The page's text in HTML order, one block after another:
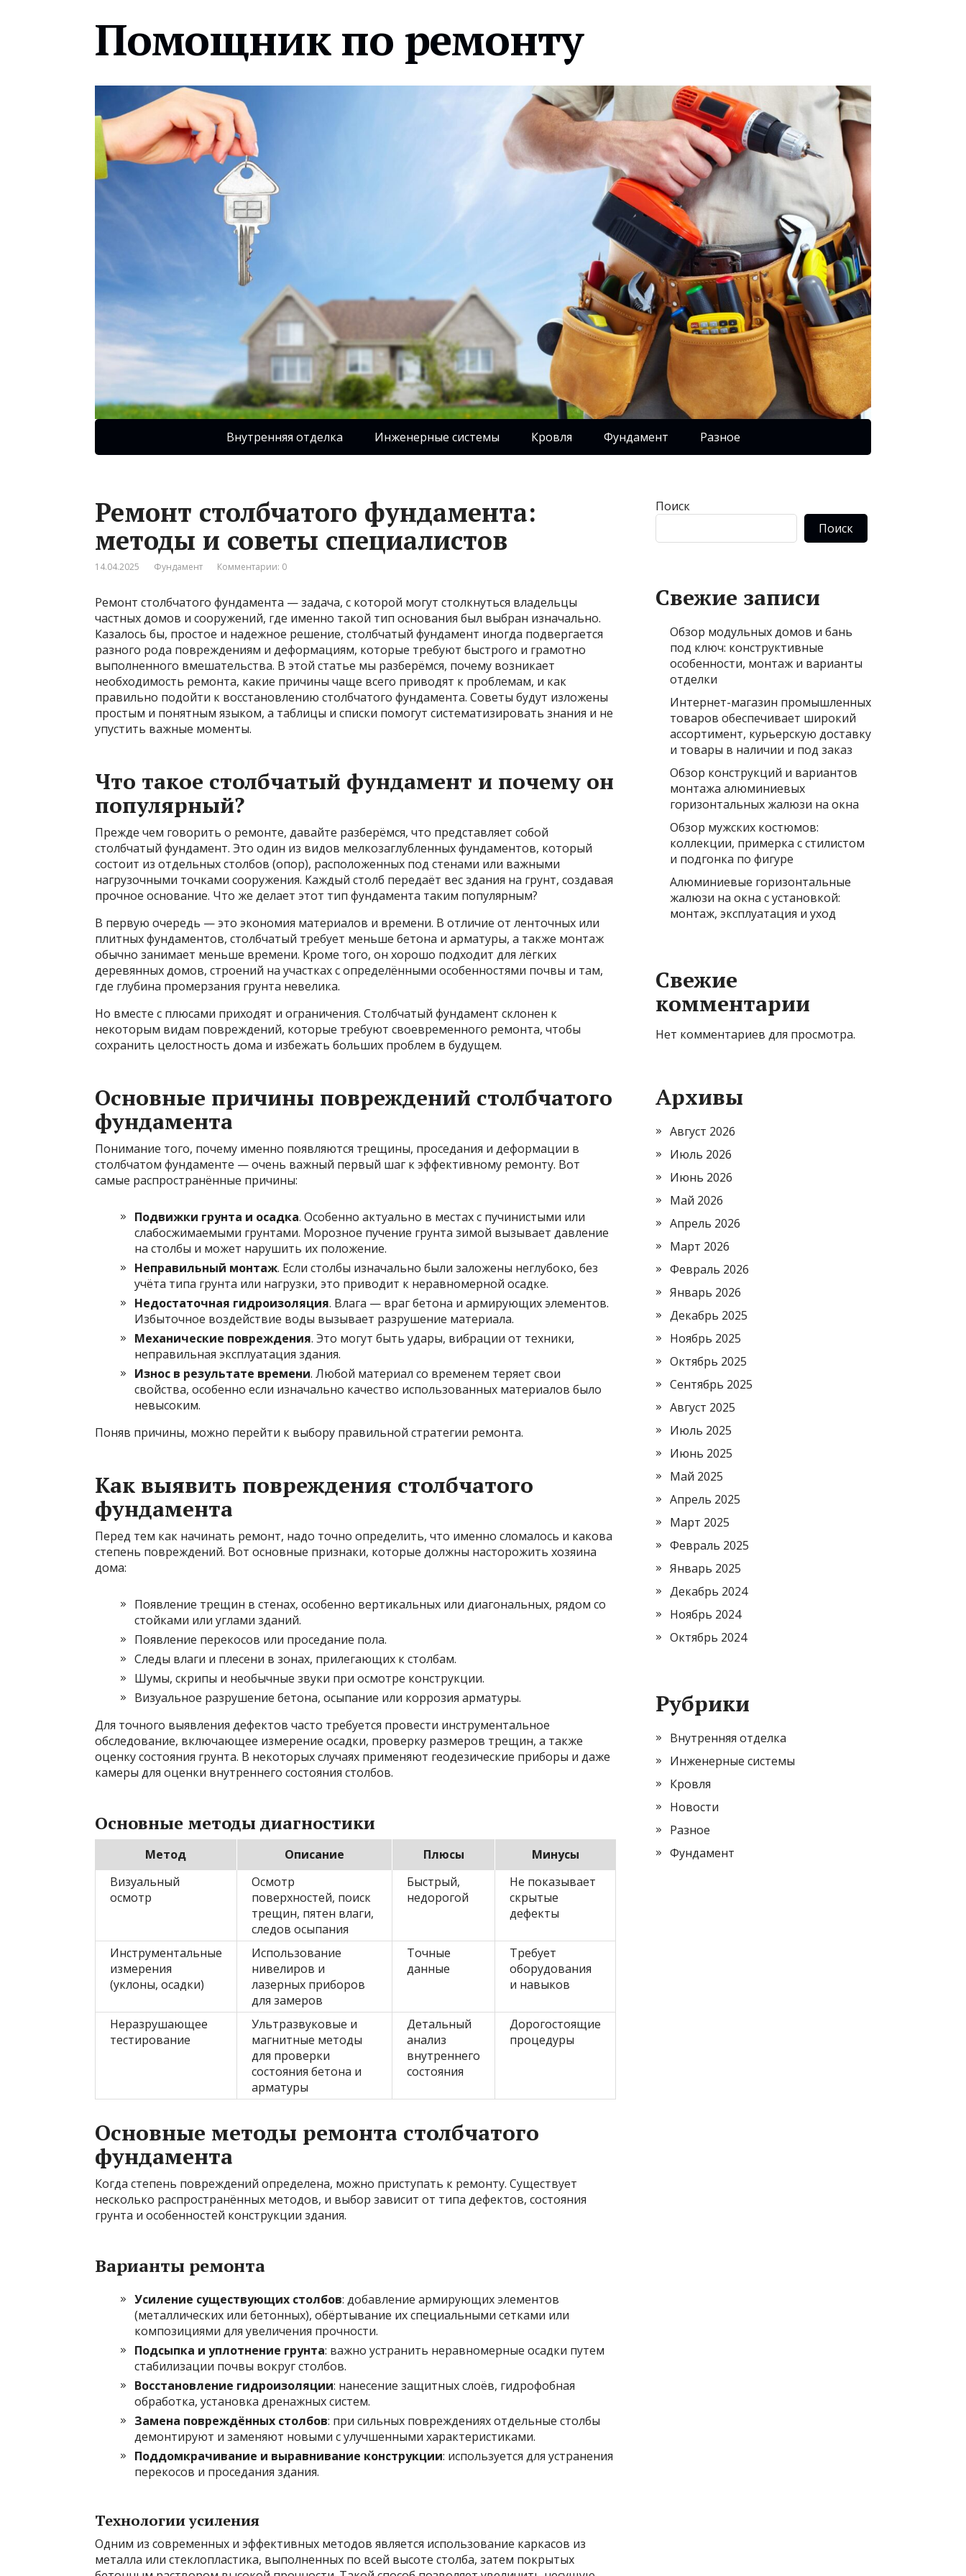
Помощник по ремонту
Внутренняя отделка Инженерные системы Кровля Фундамент Разное
Ремонт столбчатого фундамента:
методы и советы специалистов
14.04.2025 Фундамент Комментарии: 0
Ремонт столбчатого фундамента — задача, с которой могут столкнуться владельцы
частных домов и сооружений, где именно такой тип основания был выбран изначально.
Казалось бы, простое и надежное решение, столбчатый фундамент иногда подвергается
разного рода повреждениям и деформациям, которые требуют быстрого и грамотно
выполненного вмешательства. В этой статье мы разберёмся, почему возникает
необходимость ремонта, какие причины чаще всего приводят к проблемам, и как
правильно подойти к восстановлению столбчатого фундамента. Советы будут изложены
простым и понятным языком, а таблицы и списки помогут систематизировать знания и не
упустить важные моменты.
Что такое столбчатый фундамент и почему он
популярный?
Прежде чем говорить о ремонте, давайте разберёмся, что представляет собой
столбчатый фундамент. Это один из видов мелкозаглубленных фундаментов, который
состоит из отдельных столбов (опор), расположенных под стенами или важными
нагрузочными точками сооружения. Каждый столб передаёт вес здания на грунт, создавая
прочное основание. Что же делает этот тип фундамента таким популярным?
В первую очередь — это экономия материалов и времени. В отличие от ленточных или
плитных фундаментов, столбчатый требует меньше бетона и арматуры, а также монтаж
обычно занимает меньше времени. Кроме того, он хорошо подходит для лёгких
деревянных домов, строений на участках с определёнными особенностями почвы и там,
где глубина промерзания грунта невелика.
Но вместе с плюсами приходят и ограничения. Столбчатый фундамент склонен к
некоторым видам повреждений, которые требуют своевременного ремонта, чтобы
сохранить целостность дома и избежать больших проблем в будущем.
Основные причины повреждений столбчатого
фундамента
Понимание того, почему именно появляются трещины, проседания и деформации в
столбчатом фундаменте — очень важный первый шаг к эффективному ремонту. Вот
самые распространённые причины:
Подвижки грунта и осадка. Особенно актуально в местах с пучинистыми или
слабосжимаемыми грунтами. Морозное пучение грунта зимой вызывает давление
на столбы и может нарушить их положение.
Неправильный монтаж. Если столбы изначально были заложены неглубоко, без
учёта типа грунта или нагрузки, это приводит к неравномерной осадке.
Недостаточная гидроизоляция. Влага — враг бетона и армирующих элементов.
Избыточное воздействие воды вызывает разрушение материала.
Механические повреждения. Это могут быть удары, вибрации от техники,
неправильная эксплуатация здания.
Износ в результате времени. Любой материал со временем теряет свои
свойства, особенно если изначально качество использованных материалов было
невысоким.
Поняв причины, можно перейти к выбору правильной стратегии ремонта.
Как выявить повреждения столбчатого
фундамента
Перед тем как начинать ремонт, надо точно определить, что именно сломалось и какова
степень повреждений. Вот основные признаки, которые должны насторожить хозяина
дома:
Появление трещин в стенах, особенно вертикальных или диагональных, рядом со
стойками или углами зданий.
Появление перекосов или проседание пола.
Следы влаги и плесени в зонах, прилегающих к столбам.
Шумы, скрипы и необычные звуки при осмотре конструкции.
Визуальное разрушение бетона, осыпание или коррозия арматуры.
Для точного выявления дефектов часто требуется провести инструментальное
обследование, включающее измерение осадки, проверку размеров трещин, а также
оценку состояния грунта. В некоторых случаях применяют геодезические приборы и даже
камеры для оценки внутреннего состояния столбов.
Основные методы диагностики
Метод Описание Плюсы
Минусы
Визуальный
осмотр
Осмотр
поверхностей, поиск
трещин, пятен влаги,
следов осыпания
Быстрый,
недорогой
Не показывает
скрытые
дефекты
Инструментальные
измерения
(уклоны, осадки)
Использование
нивелиров и
лазерных приборов
для замеров
Точные
данные
Требует
оборудования
и навыков
Неразрушающее
тестирование
Ультразвуковые и
магнитные методы
для проверки
состояния бетона и
арматуры
Детальный
анализ
внутреннего
состояния
Дорогостоящие
процедуры
Основные методы ремонта столбчатого
фундамента
Когда степень повреждений определена, можно приступать к ремонту. Существует
несколько распространённых методов, и выбор зависит от типа дефектов, состояния
грунта и особенностей конструкции здания.
Варианты ремонта
Усиление существующих столбов: добавление армирующих элементов
(металлических или бетонных), обёртывание их специальными сетками или
композициями для увеличения прочности.
Подсыпка и уплотнение грунта: важно устранить неравномерные осадки путем
стабилизации почвы вокруг столбов.
Восстановление гидроизоляции: нанесение защитных слоёв, гидрофобная
обработка, установка дренажных систем.
Замена повреждённых столбов: при сильных повреждениях отдельные столбы
демонтируют и заменяют новыми с улучшенными характеристиками.
Поддомкрачивание и выравнивание конструкции: используется для устранения
перекосов и проседания здания.
Технологии усиления
Одним из современных и эффективных методов является использование каркасов из
металла или стеклопластика, выполненных по всей высоте столба, затем покрытых
Поиск
Поиск
Свежие записи
Обзор модульных домов и бань
под ключ: конструктивные
особенности, монтаж и варианты
отделки
Интернет-магазин промышленных
товаров обеспечивает широкий
ассортимент, курьерскую доставку
и товары в наличии и под заказ
Обзор конструкций и вариантов
монтажа алюминиевых
горизонтальных жалюзи на окна
Обзор мужских костюмов:
коллекции, примерка с стилистом
и подгонка по фигуре
Алюминиевые горизонтальные
жалюзи на окна с установкой:
монтаж, эксплуатация и уход
Свежие
комментарии
Нет комментариев для просмотра.
Архивы
Август 2026
Июль 2026
Июнь 2026
Май 2026
Апрель 2026
Март 2026
Февраль 2026
Январь 2026
Декабрь 2025
Ноябрь 2025
Октябрь 2025
Сентябрь 2025
Август 2025
Июль 2025
Июнь 2025
Май 2025
Апрель 2025
Март 2025
Февраль 2025
Январь 2025
Декабрь 2024
Ноябрь 2024
Октябрь 2024
Рубрики
Внутренняя отделка
Инженерные системы
Кровля
Новости
Разное
Фундамент